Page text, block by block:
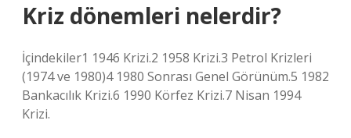
Kriz dönemleri nelerdir?
İçindekiler1 1946 Krizi.2 1958 Krizi.3 Petrol Krizleri
(1974 ve 1980)4 1980 Sonrası Genel Görünüm.5 1982
Bankacılık Krizi.6 1990 Körfez Krizi.7 Nisan 1994
Krizi.